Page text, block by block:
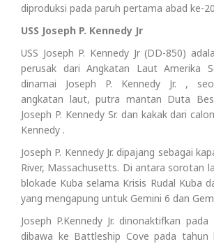
diproduksi pada paruh pertama abad ke-
USS Joseph P. Kennedy Jr
USS Joseph P. Kennedy Jr (DD-850)
perusak dari Angkatan Laut Amerika
dinamai Joseph P. Kennedy Jr. ,
angkatan laut, putra mantan Duta
Joseph P. Kennedy Sr. dan kakak dari
Kennedy .
Joseph P. Kennedy Jr. dipajang sebagai
River, Massachusetts. Di antara sorotan
blokade Kuba selama Krisis Rudal Kuba
yang mengapung untuk Gemini 6 dan
Joseph P.Kennedy Jr. dinonaktifkan
dibawa ke Battleship Cove pada tahun